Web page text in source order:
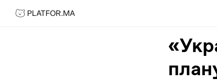
PLATFOR.MA
PLATFOR.MA